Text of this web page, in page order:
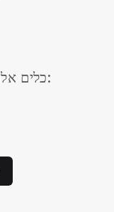
, כלים אלה עולים: